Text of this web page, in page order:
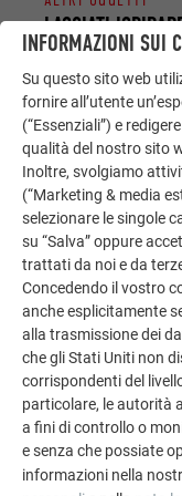
LASCIATI
La galleria di
dell’alluminio.
soluzioni in
impianti solari e
GUARDA ALTRE
INFORMAZIONI SUI
Su questo sito web
fornire all’utente
(“Essenziali”) e
qualità del nostro sito
Inoltre, svolgiamo
(“Marketing & media
selezionare le singole
su “Salva” oppure
trattati da noi e da
Concedendo il vostro
anche esplicitamente
alla trasmissione dei
che gli Stati Uniti non
corrispondenti del
particolare, le autorità
a fini di controllo o
e senza che possiate
informazioni nella